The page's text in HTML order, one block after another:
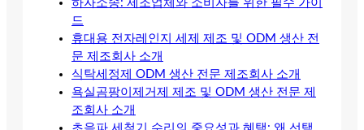
하자소송: 제조업체와 소비자를 위한 필수 가이
드
휴대용 전자레인지 세제 제조 및 ODM 생산 전
문 제조회사 소개
식탁세정제 ODM 생산 전문 제조회사 소개
욕실곰팡이제거제 제조 및 ODM 생산 전문 제
조회사 소개